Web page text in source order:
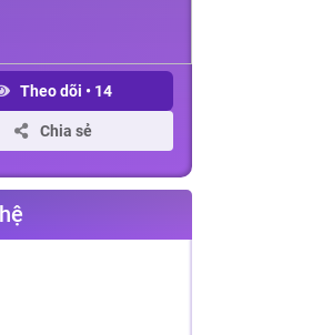
Theo dõi • 14
Chia sẻ